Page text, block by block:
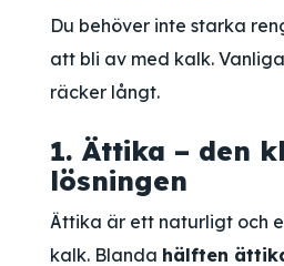
Du behöver inte starka
att bli av med kalk.
räcker långt.
1. Ättika – den
lösningen
Ättika är ett naturligt och
kalk. Blanda hälften